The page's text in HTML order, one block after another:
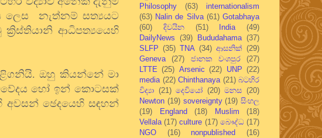
ලෙස නැත්නම් සත්‍යයට
ආධිපත්‍යයෙහි
ඔහු කියන්නේ මා
හෝ ඉන් කොටසක්
අවසන් ඡෙදයෙහි සඳහන්
Philosophy
(63)
internationalism
(63) Nalin de Silva (61) Gotabhaya
(60)
දිවයින (51) India
(49)
DailyNews (39) Bududahama (37)
SLFP (35) TNA (34) ආසනික් (29)
Geneva
(27) ජානක වංශපුර
(27)
LTTE (25) Arsenic (22) UNP (22)
media (22) Chinthanaya (21) බටහිර
විද්‍යා (21) දෙවියෝ (20) මනස (20)
Newton (19) sovereignty (19) සිංහල
(19)
England (18) Muslim
(18)
Vellala (17) culture (17) බෞද්ධ (17)
NGO
(16) nonpublished
(16)